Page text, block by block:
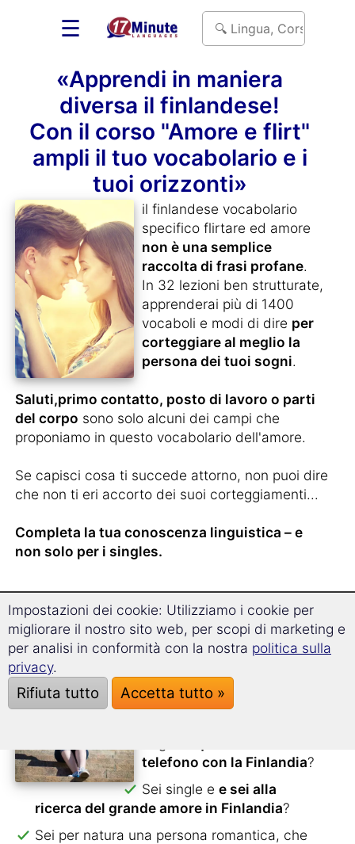
☰
«Apprendi in maniera
diversa il finlandese!
Con il corso "Amore e flirt"
ampli il tuo vocabolario e i
tuoi orizzonti»
il finlandese vocabolario
specifico flirtare ed amore
non è una semplice
raccolta di frasi profane.
In 32 lezioni ben strutturate,
apprenderai più di 1400
vocaboli e modi di dire per
corteggiare al meglio la
persona dei tuoi sogni.
Saluti,primo contatto, posto di lavoro o parti
del corpo sono solo alcuni dei campi che
proponiamo in questo vocabolario dell'amore.
Se capisci cosa ti succede attorno, non puoi dire
che non ti eri accorto dei suoi corteggiamenti...
Completa la tua conoscenza linguistica – e
non solo per i singles.
Hai appena
conosciuto
qualcuno dalla Finlandia e
non vuoi perderci il
contatto?
Hai le farfalle nello
telefono con la Finlandia?
Sei single e e sei alla
ricerca del grande amore in Finlandia?
Sei per natura una persona romantica, che
Impostazioni dei cookie: Utilizziamo i cookie per
migliorare il nostro sito web, per scopi di marketing e
per analisi in conformità con la nostra politica sulla
privacy.
Rifiuta tutto Accetta tutto »